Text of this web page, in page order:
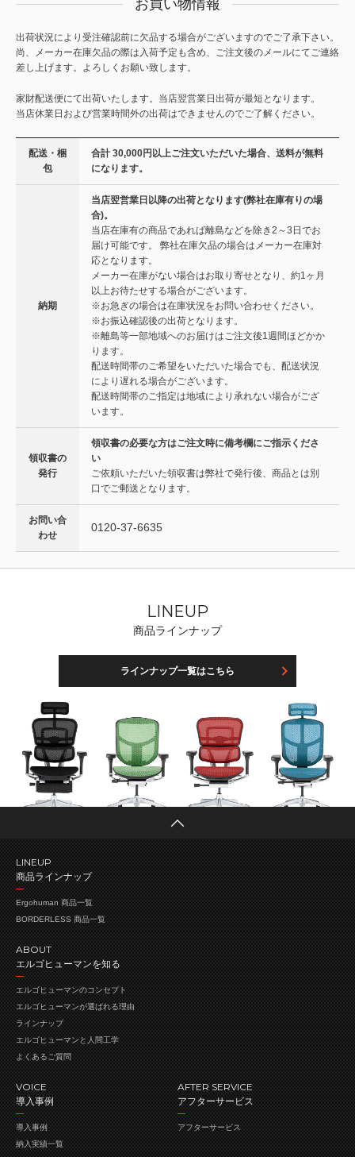
お買い物情報
出荷状況により受注確認前に欠品する場合がございますのでご了承下さい。
尚、メーカー在庫欠品の際は入荷予定も含め、ご注文後のメールにてご連絡
差し上げます。よろしくお願い致します。
家財配送便にて出荷いたします。当店翌営業日出荷が最短となります。
当店休業日および営業時間外の出荷はできませんのでご了解ください。
配送・梱
包
合計 30,000円以上ご注文いただいた場合、送料が無料
になります。
納期
当店翌営業日以降の出荷となります(弊社在庫有りの場
合)。
当店在庫有の商品であれば離島などを除き2～3日でお
届け可能です。 弊社在庫欠品の場合はメーカー在庫対
応となります。
メーカー在庫がない場合はお取り寄せとなり、約1ヶ月
以上お待たせする場合がございます。
※お急ぎの場合は在庫状況をお問い合わせください。
※お振込確認後の出荷となります。
※離島等一部地域へのお届けはご注文後1週間ほどかか
ります。
配送時間帯のご希望をいただいた場合でも、配送状況
により遅れる場合がございます。
配送時間帯のご指定は地域により承れない場合がござ
います。
領収書の
発行
領収書の必要な方はご注文時に備考欄にご指示くださ
い
ご依頼いただいた領収書は弊社で発行後、商品とは別
口でご郵送となります。
お問い合
わせ
0120-37-6635
LINEUP
商品ラインナップ
ラインナップ一覧はこちら
LINEUP
商品ラインナップ
Ergohuman 商品一覧
BORDERLESS 商品一覧
ABOUT
エルゴヒューマンを知る
エルゴヒューマンのコンセプト
エルゴヒューマンが選ばれる理由
ラインナップ
エルゴヒューマンと人間工学
よくあるご質問
VOICE
導入事例
導入事例
納入実績一覧
AFTER SERVICE
アフターサービス
アフターサービス